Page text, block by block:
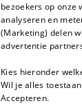
bezoekers op onze
analyseren en
(Marketing) delen
advertentie
Kies hieronder
Wil je alles
Accepteren.